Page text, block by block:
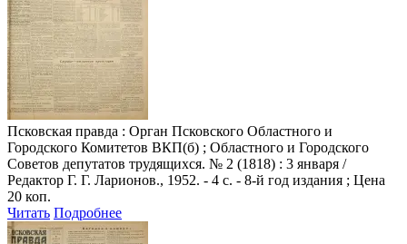
Псковская правда : Орган Псковского Областного и
Городского Комитетов ВКП(б) ; Областного и Городского
Советов депутатов трудящихся. № 2 (1818) : 3 января /
Редактор Г. Г. Ларионов., 1952. - 4 с. - 8-й год издания ; Цена
20 коп.
Читать Подробнее